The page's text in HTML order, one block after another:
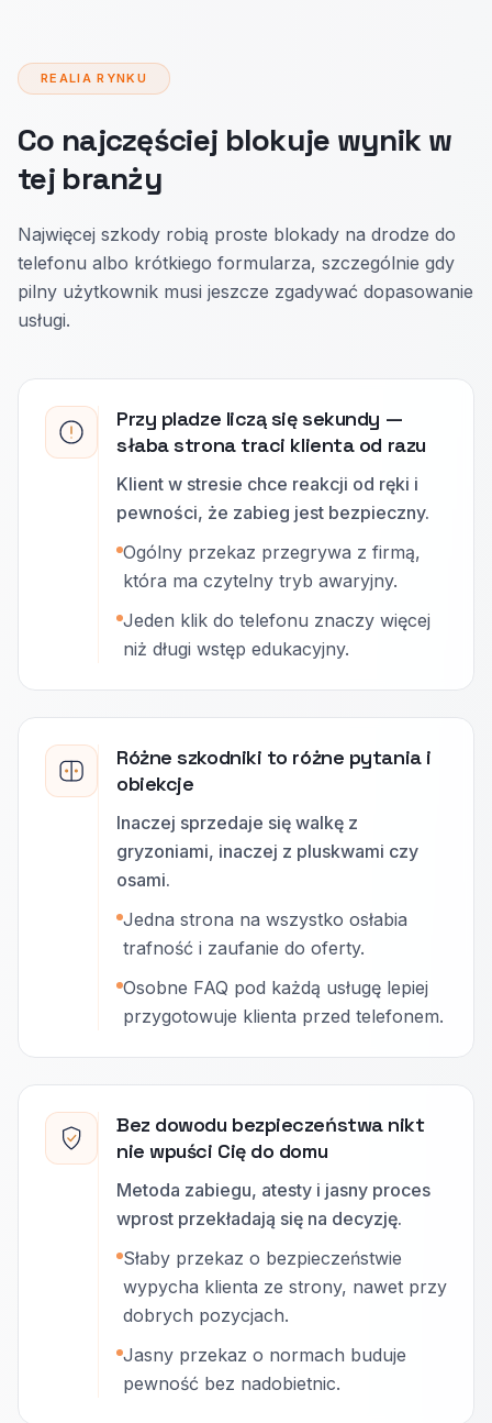
REALIA RYNKU
Co najczęściej blokuje wynik w
tej branży
Najwięcej szkody robią proste blokady na drodze do
telefonu albo krótkiego formularza, szczególnie gdy
pilny użytkownik musi jeszcze zgadywać dopasowanie
usługi.
Przy pladze liczą się sekundy —
słaba strona traci klienta od razu
Klient w stresie chce reakcji od ręki i
pewności, że zabieg jest bezpieczny.
Ogólny przekaz przegrywa z firmą,
która ma czytelny tryb awaryjny.
Jeden klik do telefonu znaczy więcej
niż długi wstęp edukacyjny.
Różne szkodniki to różne pytania i
obiekcje
Inaczej sprzedaje się walkę z
gryzoniami, inaczej z pluskwami czy
osami.
Jedna strona na wszystko osłabia
trafność i zaufanie do oferty.
Osobne FAQ pod każdą usługę lepiej
przygotowuje klienta przed telefonem.
Bez dowodu bezpieczeństwa nikt
nie wpuści Cię do domu
Metoda zabiegu, atesty i jasny proces
wprost przekładają się na decyzję.
Słaby przekaz o bezpieczeństwie
wypycha klienta ze strony, nawet przy
dobrych pozycjach.
Jasny przekaz o normach buduje
pewność bez nadobietnic.